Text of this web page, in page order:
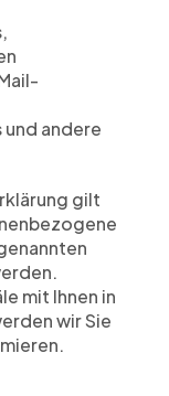
andere
gilt
mit Ihnen in
wir Sie